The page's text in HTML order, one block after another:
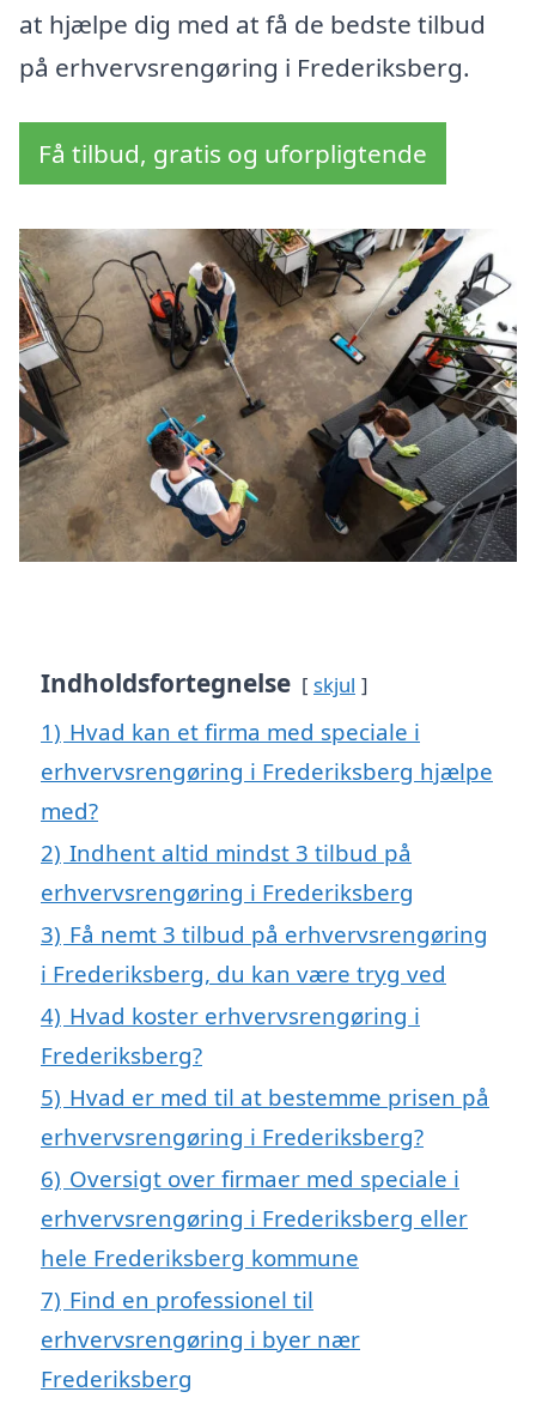
at hjælpe dig med at få de bedste tilbud
på erhvervsrengøring i Frederiksberg.
Få tilbud, gratis og uforpligtende
Indholdsfortegnelse skjul
1) Hvad kan et firma med speciale i
erhvervsrengøring i Frederiksberg hjælpe
med?
2) Indhent altid mindst 3 tilbud på
erhvervsrengøring i Frederiksberg
3) Få nemt 3 tilbud på erhvervsrengøring
i Frederiksberg, du kan være tryg ved
4) Hvad koster erhvervsrengøring i
Frederiksberg?
5) Hvad er med til at bestemme prisen på
erhvervsrengøring i Frederiksberg?
6) Oversigt over firmaer med speciale i
erhvervsrengøring i Frederiksberg eller
hele Frederiksberg kommune
7) Find en professionel til
erhvervsrengøring i byer nær
Frederiksberg